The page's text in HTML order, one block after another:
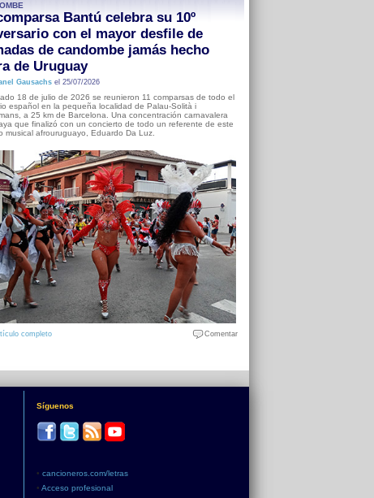
Bantú celebra su 10º
con el mayor desfile de
de candombe jamás hecho
de Uruguay
Gausachsel 25/07/2026
18 de julio de 2026 se reunieron 11 comparsas de todo el
español en la pequeña localidad de Palau-Solità i
a 25 km de Barcelona. Una concentración carnavalera
que finalizó con un concierto de todo un referente de este
musical afrouruguayo, Eduardo Da Luz.
completo Comentar
Síguenos
• cancioneros.com/letras
• Acceso profesional